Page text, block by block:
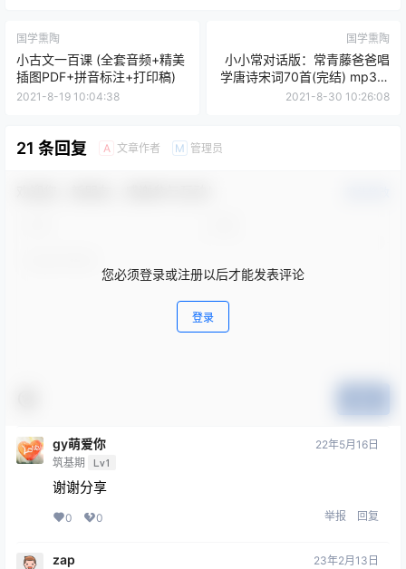
国学熏陶
小古文一百课 (全套音频+精美
插图PDF+拼音标注+打印稿)
2021-8-19 10:04:38
国学熏陶
小小常对话版：常青藤爸爸唱
学唐诗宋词70首(完结) mp3格
式
2021-8-30 10:26:08
21 条回复 A 文章作者 M 管理员
您必须登录或注册以后才能发表评论
登录
gy萌爱你
筑基期 Lv1
22年5月16日
谢谢分享
0 0 举报 回复
zap 23年2月13日